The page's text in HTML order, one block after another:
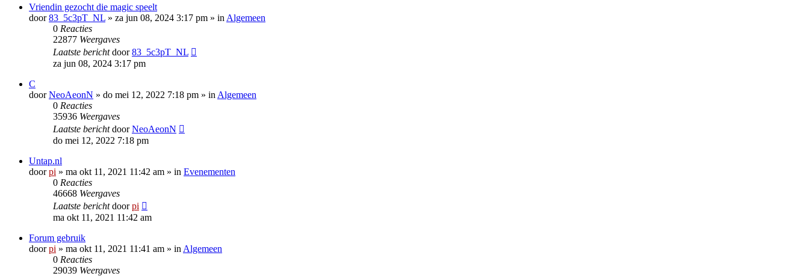
Vriendin gezocht die magic speelt
door83_5c3pT_NL » za jun 08, 2024 3:17 pm » in Algemeen
0 Reacties
22877 Weergaves
Laatste berichtdoor83_5c3pT_NL
za jun 08, 2024 3:17 pm
C
doorNeoAeonN » do mei 12, 2022 7:18 pm » in Algemeen
0 Reacties
35936 Weergaves
Laatste berichtdoorNeoAeonN
do mei 12, 2022 7:18 pm
Untap.nl
doorpi » ma okt 11, 2021 11:42 am » in Evenementen
0 Reacties
46668 Weergaves
Laatste berichtdoorpi
ma okt 11, 2021 11:42 am
Forum gebruik
doorpi » ma okt 11, 2021 11:41 am » in Algemeen
0 Reacties
29039 Weergaves